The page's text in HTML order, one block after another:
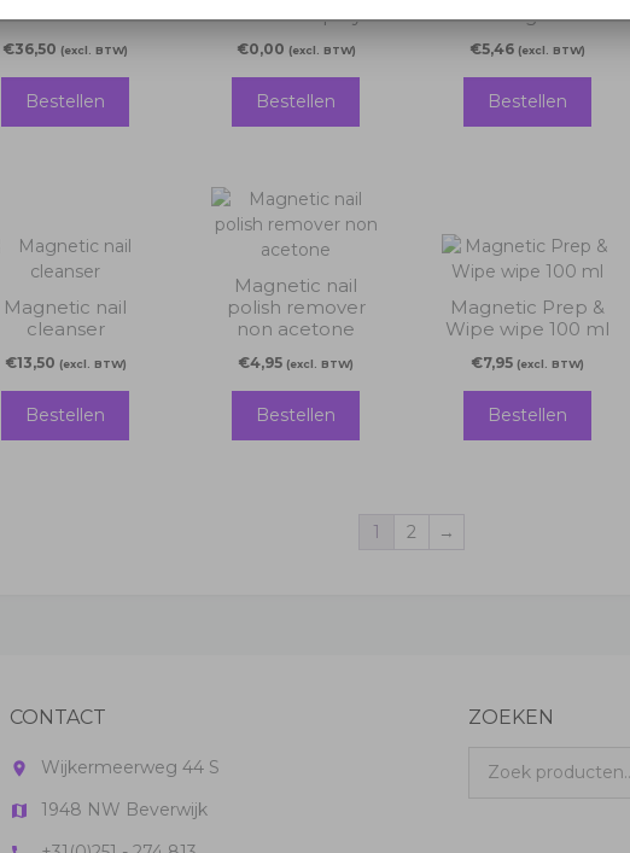
standaard
€36,50 (excl. BTW)
Bestellen
cleanser spray
€0,00 (excl. BTW)
Bestellen
nail glue
€5,46 (excl. BTW)
Bestellen
Magnetic nail
cleanser
€13,50 (excl. BTW)
Bestellen
Magnetic nail
polish remover
non acetone
€4,95 (excl. BTW)
Bestellen
Magnetic Prep &
Wipe wipe 100 ml
€7,95 (excl. BTW)
Bestellen
1 2 →
CONTACT
room Wijkermeerweg 44 S
map 1948 NW Beverwijk
ZOEKEN
naar: